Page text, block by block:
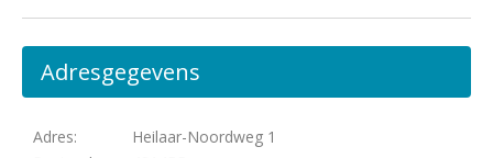
Adresgegevens
Adres:
Heilaar-Noordweg 1